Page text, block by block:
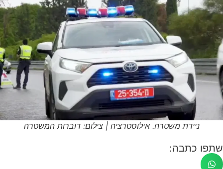
ניידת משטרה. אילוסטרציה | צילום: דוברות המשטרה
שתפו כתבה: